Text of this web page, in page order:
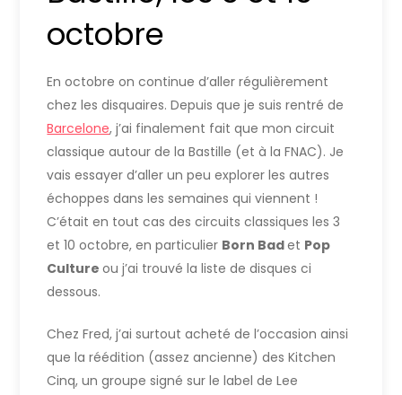
octobre
En octobre on continue d’aller régulièrement
chez les disquaires. Depuis que je suis rentré de
Barcelone, j’ai finalement fait que mon circuit
classique autour de la Bastille (et à la FNAC). Je
vais essayer d’aller un peu explorer les autres
échoppes dans les semaines qui viennent !
C’était en tout cas des circuits classiques les 3
et 10 octobre, en particulier Born Badet Pop
Cultureou j’ai trouvé la liste de disques ci
dessous.
Chez Fred, j’ai surtout acheté de l’occasion ainsi
que la réédition (assez ancienne) des Kitchen
Cinq, un groupe signé sur le label de Lee